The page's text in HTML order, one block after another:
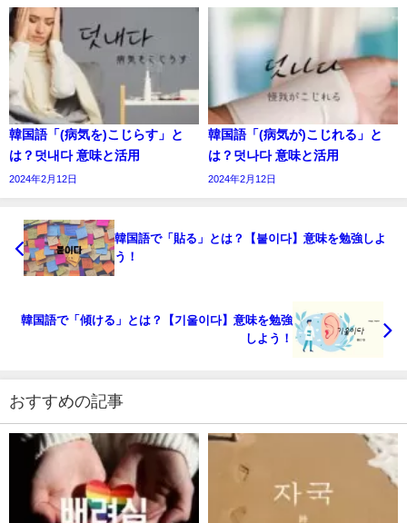
韓国語「(病気を)こじらす」と
は？덧내다 意味と活用
2024年2月12日
韓国語「(病気が)こじれる」と
は？덧나다 意味と活用
2024年2月12日
韓国語で「貼る」とは？【붙이다】意味を勉強しよ
う！
韓国語で「傾ける」とは？【기울이다】意味を勉強
しよう！
おすすめの記事